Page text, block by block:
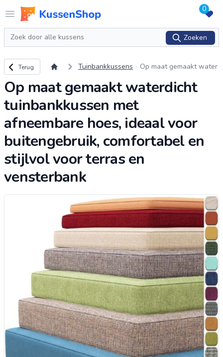
Open menu
Logo www.kussenshop.nl 0
Zoeken
Zoeken
Terug naar overzicht
Terug Tuinbankkussens
Op maat gemaakt water
t afneembare hoes, idea
Op maat gemaakt waterdicht
tuinbankkussen met
afneembare hoes, ideaal voor
buitengebruik, comfortabel en
stijlvol voor terras en
vensterbank